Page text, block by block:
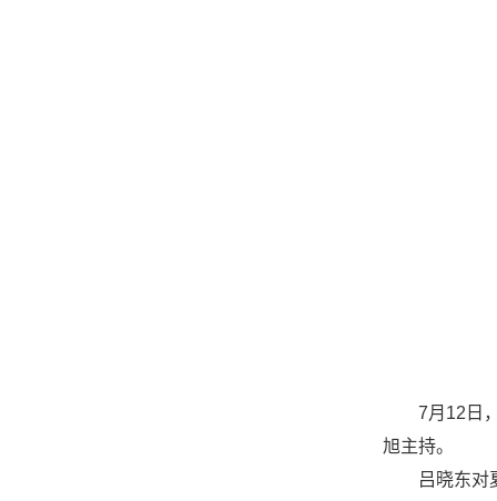
7月12日
旭主持。
吕晓东对